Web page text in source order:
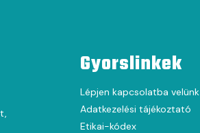
Gyorslinkek
Lépjen kapcsolatba velünk
Adatkezelési tájékoztató
Etikai-kódex